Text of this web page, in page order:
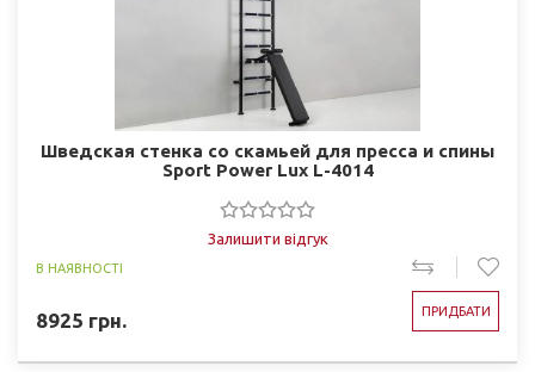
Шведская стенка со скамьей для пресса и спины
Sport Power Lux L-4014
Залишити відгук
В НАЯВНОСТІ
8925 грн. ПРИДБАТИ